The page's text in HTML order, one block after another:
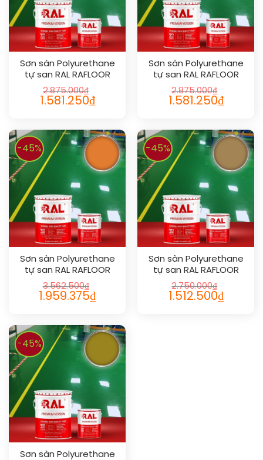
Sơn sàn Polyurethane
tự san RAL RAFLOOR
SHIELD SL 1024
2.875.000₫
1.581.250₫
Sơn sàn Polyurethane
tự san RAL RAFLOOR
SHIELD SL 1014
2.875.000₫
1.581.250₫
-45%
Sơn sàn Polyurethane
tự san RAL RAFLOOR
SHIELD SL 2003
3.562.500₫
1.959.375₫
-45%
Sơn sàn Polyurethane
tự san RAL RAFLOOR
SHIELD SL 1011
2.750.000₫
1.512.500₫
-45%
Sơn sàn Polyurethane